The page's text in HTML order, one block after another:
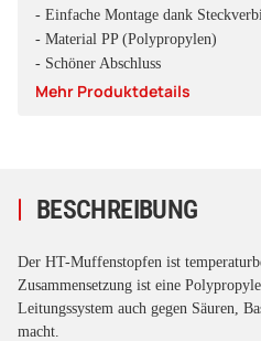
- Einfache Montage dank
- Material PP (Polypropylen)
- Schöner Abschluss
Mehr Produktdetails
BESCHREIBUNG
Der HT-Muffenstopfen ist
Zusammensetzung ist eine
Leitungssystem auch gegen Säuren,
macht.